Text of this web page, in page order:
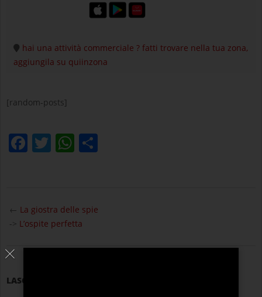
hai una attività commerciale ? fatti trovare nella tua zona,
aggiungila su quiinzona
[random-posts]
Facebook
TwitterWhatsApp
05-
08
← La giostra delle spie
-> L’ospite perfetta
LASCIA UN COMMENTO